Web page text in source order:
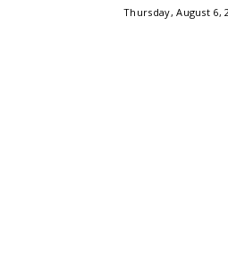
Thursday, August 6,